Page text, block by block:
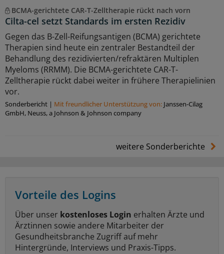
BCMA-gerichtete CAR-T-Zelltherapie rückt nach vorn
Cilta-cel setzt Standards im ersten Rezidiv
Gegen das B-Zell-Reifungsantigen (BCMA) gerichtete
Therapien sind heute ein zentraler Bestandteil der
Behandlung des rezidivierten/refraktären Multiplen
Myeloms (RRMM). Die BCMA-gerichtete CAR-T-
Zelltherapie rückt dabei weiter in frühere Therapielinien
vor.
Sonderbericht | Mit freundlicher Unterstützung von: Janssen-Cilag
GmbH, Neuss, a Johnson & Johnson company
weitere Sonderberichte
Vorteile des Logins
Über unser kostenloses Login erhalten Ärzte und
Ärztinnen sowie andere Mitarbeiter der
Gesundheitsbranche Zugriff auf mehr
Hintergründe, Interviews und Praxis-Tipps.